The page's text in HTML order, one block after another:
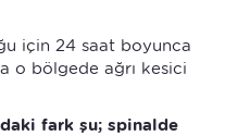
için 24 saat boyunca
o bölgede ağrı kesici
fark şu; spinalde